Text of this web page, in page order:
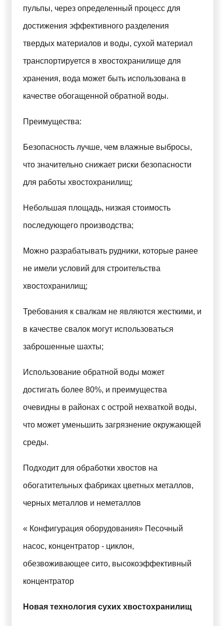
пульпы, через определенный процесс для
достижения эффективного разделения
твердых материалов и воды, сухой материал
транспортируется в хвостохранилище для
хранения, вода может быть использована в
качестве обогащенной обратной воды.
Преимущества:
Безопасность лучше, чем влажные выбросы,
что значительно снижает риски безопасности
для работы хвостохранилищ;
Небольшая площадь, низкая стоимость
последующего производства;
Можно разрабатывать рудники, которые ранее
не имели условий для строительства
хвостохранилищ;
Требования к свалкам не являются жесткими, и
в качестве свалок могут использоваться
заброшенные шахты;
Использование обратной воды может
достигать более 80%, и преимущества
очевидны в районах с острой нехваткой воды,
что может уменьшить загрязнение окружающей
среды.
Подходит для обработки хвостов на
обогатительных фабриках цветных металлов,
черных металлов и неметаллов
« Конфигурация оборудования» Песочный
насос, концентратор - циклон,
обезвоживающее сито, высокоэффективный
концентратор
Новая технология сухих хвостохранилищ